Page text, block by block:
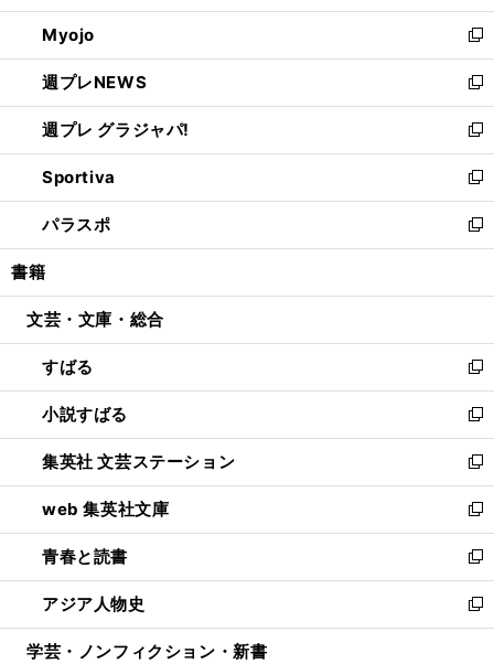
開
く
ウ
で
開
く
ン
ド
ウ
で
開
く
ウ
ィ
ン
ド
ウ
で
開
く
Myojo
新
し
い
ウ
ィ
ン
ド
ウ
で
開
週プレNEWS
新
し
い
ウ
ィ
ン
ド
ウ
開
週プレ グラジャパ!
新
し
い
ウ
ィ
ン
ウ
開
く
Sportiva
新
し
い
ウ
ン
ウ
で
開
く
パラスポ
新
し
ウ
ン
ド
ウ
で
開
く
書籍
文芸・文庫・総合
すばる
新
し
い
ウ
ィ
ン
ド
ウ
で
開
く
小説すばる
新
し
い
ウ
ィ
ン
ド
ウ
で
開
集英社 文芸ステーション
新
し
い
ウ
ィ
ン
ド
ウ
web 集英社文庫
新
し
い
ウ
ィ
ン
青春と読書
新
し
い
ウ
アジア人物史
新
し
学芸・ノンフィクション・新書